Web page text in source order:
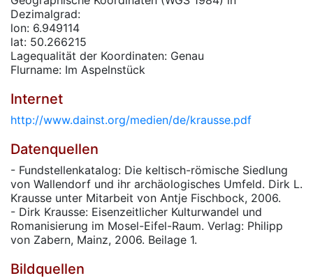
Dezimalgrad:
lon: 6.949114
lat: 50.266215
Lagequalität der Koordinaten: Genau
Flurname: Im Aspelnstück
Internet
http://www.dainst.org/medien/de/krausse.pdf
Datenquellen
- Fundstellenkatalog: Die keltisch-römische Siedlung
von Wallendorf und ihr archäologisches Umfeld. Dirk L.
Krausse unter Mitarbeit von Antje Fischbock, 2006.
- Dirk Krausse: Eisenzeitlicher Kulturwandel und
Romanisierung im Mosel-Eifel-Raum. Verlag: Philipp
von Zabern, Mainz, 2006. Beilage 1.
Bildquellen